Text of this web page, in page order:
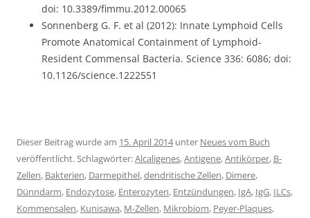
doi: 10.3389/fimmu.2012.00065
Sonnenberg G. F. et al (2012): Innate Lymphoid Cells
Promote Anatomical Containment of Lymphoid-
Resident Commensal Bacteria. Science 336: 6086; doi:
10.1126/science.1222551
Dieser Beitrag wurde am 15. April 2014unter Neues vom Buch
veröffentlicht. Schlagwörter:Alcaligenes,Antigene,Antikörper, B-
Zellen, Bakterien, Darmepithel,dendritische Zellen, Dimere,
Dünndarm, Endozytose, Enterozyten, Entzündungen, IgA, IgG, ILCs,
Kommensalen, Kunisawa, M-Zellen, Mikrobiom, Peyer-Plaques,